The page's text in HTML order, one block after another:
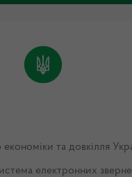
економіки та довкілля
електронних